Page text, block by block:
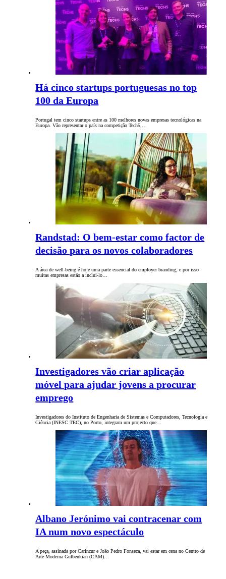
Há cinco startups portuguesas no top
100 da Europa
Portugal tem cinco startups entre as 100 melhores novas empresas tecnológicas na
Europa. Vão representar o país na competição Tech5,…
Randstad: O bem-estar como factor de
decisão para os novos colaboradores
A área de well-being é hoje uma parte essencial do employer branding, e por isso
muitas empresas estão a incluí-lo…
Investigadores vão criar aplicação
móvel para ajudar jovens a procurar
emprego
Investigadores do Instituto de Engenharia de Sistemas e Computadores, Tecnologia e
Ciência (INESC TEC), no Porto, integram um projecto que…
Albano Jerónimo vai contracenar com
IA num novo espectáculo
A peça, assinada por Carincur e João Pedro Fonseca, vai estar em cena no Centro de
Arte Moderna Gulbenkian (CAM)…